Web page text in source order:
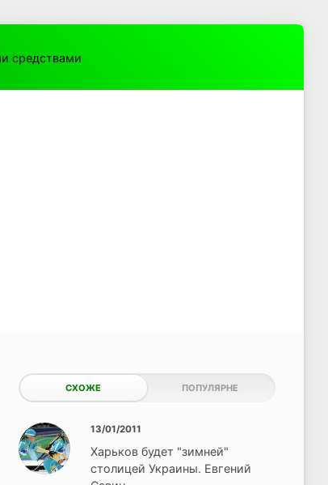
средствами
СХОЖЕ ПОПУЛЯРНЕ
13/01/2011
Харьков будет "зимней"
столицей Украины. Евгений